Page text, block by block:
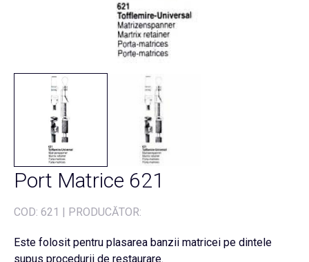
Port Matrice 621
COD: 621 | PRODUCĂTOR:
Este folosit pentru plasarea banzii matricei pe dintele
supus procedurii de restaurare.